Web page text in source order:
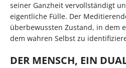
seiner Ganzheit vervollständigt
eigentliche Fülle. Der
überbewussten Zustand, in dem
dem wahren Selbst zu
DER MENSCH, EIN